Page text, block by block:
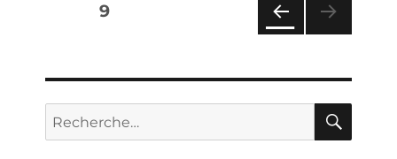
Pagination
publications
PRÉ
ENT
PAGE9